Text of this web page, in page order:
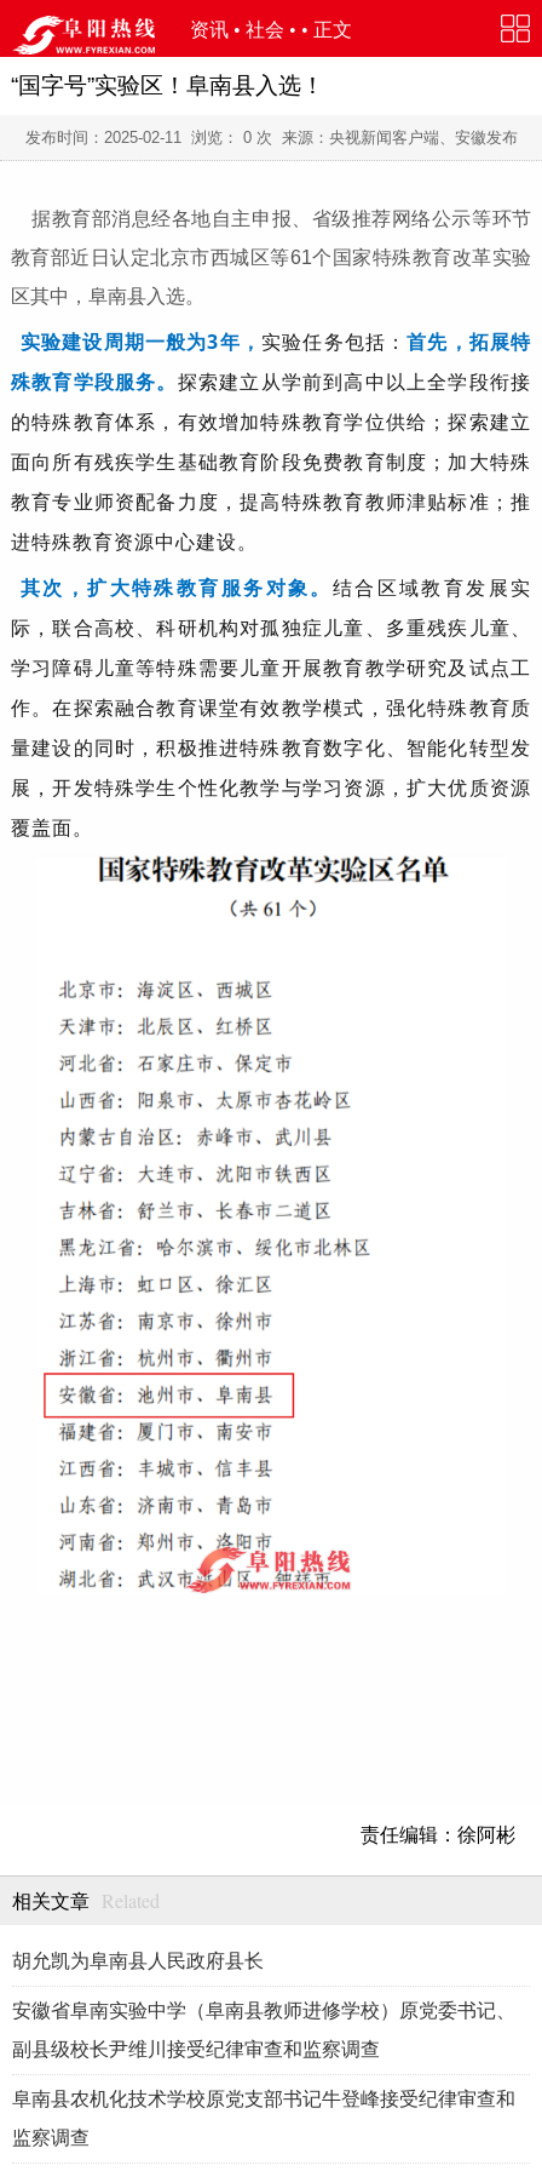
资讯 • 社会 • • 正文
“国字号”实验区！阜南县入选！
发布时间： 2025-02-11 浏览： 0次 来源：央视新闻客户端、安徽发布
据教育部消息经各地自主申报、省级推荐网络公示等环节
教育部近日认定北京市西城区等61个国家特殊教育改革实验
区其中，阜南县入选。
实验建设周期一般为3年， 实验任务包括：首先，拓展特
殊教育学段服务。 探索建立从学前到高中以上全学段衔接
的特殊教育体系，有效增加特殊教育学位供给；探索建立
面向所有残疾学生基础教育阶段免费教育制度；加大特殊
教育专业师资配备力度，提高特殊教育教师津贴标准；推
进特殊教育资源中心建设。
其次，扩大特殊教育服务对象。 结合区域教育发展实
际，联合高校、科研机构对孤独症儿童、多重残疾儿童、
学习障碍儿童等特殊需要儿童开展教育教学研究及试点工
作。在探索融合教育课堂有效教学模式，强化特殊教育质
量建设的同时，积极推进特殊教育数字化、智能化转型发
展，开发特殊学生个性化教学与学习资源，扩大优质资源
覆盖面。
责任编辑：徐阿彬
相关文章 Related
胡允凯为阜南县人民政府县长
安徽省阜南实验中学（阜南县教师进修学校）原党委书记、
副县级校长尹维川接受纪律审查和监察调查
阜南县农机化技术学校原党支部书记牛登峰接受纪律审查和
监察调查